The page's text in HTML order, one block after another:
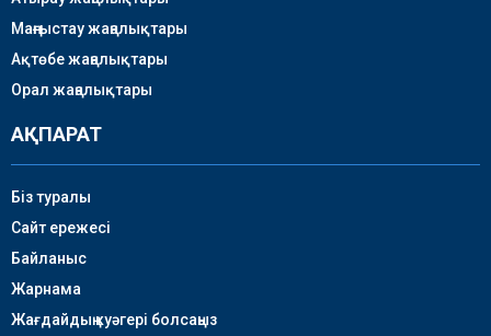
Маңғыстау жаңалықтары
Ақтөбе жаңалықтары
Орал жаңалықтары
АҚПАРАТ
Біз туралы
Сайт ережесі
Байланыс
Жарнама
Жағдайдың куәгері болсаңыз